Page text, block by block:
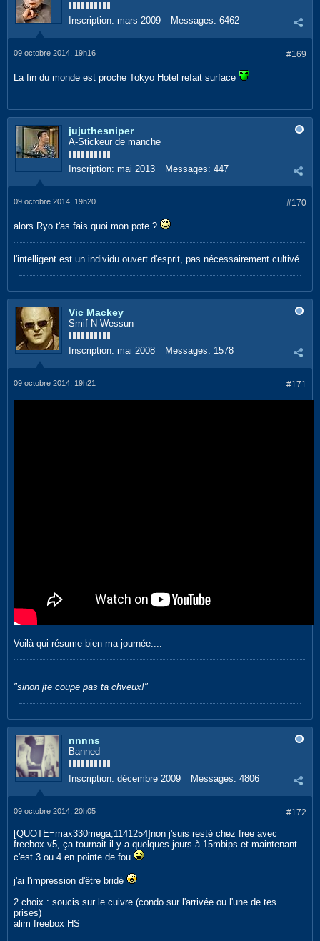
Inscription: mars 2009 Messages: 6462
#169
09 octobre 2014, 19h16
La fin du monde est proche Tokyo Hotel refait surface
jujuthesniper
A-Stickeur de manche
Inscription: mai 2013 Messages: 447
#170
09 octobre 2014, 19h20
alors Ryo t'as fais quoi mon pote ?
l'intelligent est un individu ouvert d'esprit, pas nécessairement cultivé
Vic Mackey
Smif-N-Wessun
Inscription: mai 2008 Messages: 1578
#171
09 octobre 2014, 19h21
Voilà qui résume bien ma journée....
.
"sinon jte coupe pas ta chveux!"
nnnns
Banned
Inscription: décembre 2009 Messages: 4806
#172
09 octobre 2014, 20h05
[QUOTE=max330mega;1141254]non j'suis resté chez free avec
freebox v5, ça tournait il y a quelques jours à 15mbips et maintenant
c'est 3 ou 4 en pointe de fou
j'ai l'impression d'être bridé
2 choix : soucis sur le cuivre (condo sur l'arrivée ou l'une de tes
prises)
alim freebox HS